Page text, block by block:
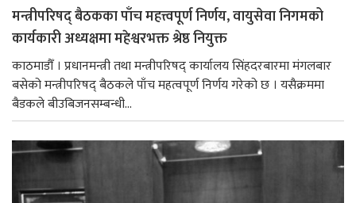
मन्त्रीपरिषद् बैठकका पाँच महत्त्वपूर्ण निर्णय, वायुसेवा निगमको
कार्यकारी अध्यक्षमा महेश्वरभक्त श्रेष्ठ नियुक्त
काठमाडौँ । प्रधानमन्त्री तथा मन्त्रीपरिषद् कार्यालय सिंहदरबारमा मंगलबार
बसेको मन्त्रीपरिषद् बैठकले पाँच महत्वपूर्ण निर्णय गरेको छ । यसैक्रममा
बैडकले बीउबिजनसम्बन्धी...